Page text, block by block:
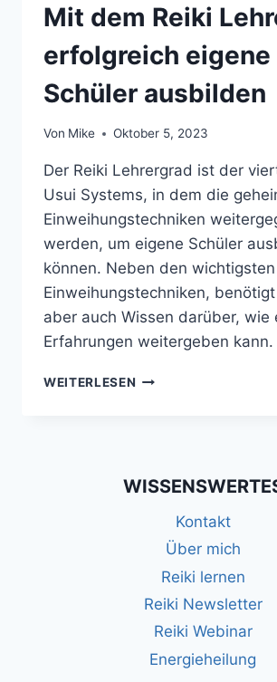
Mit dem Reiki
erfolgreich eigene
Schüler ausbilden
Von Mike Oktober 5, 2023
Der Reiki Lehrergrad ist der
Usui Systems, in dem die
Einweihungstechniken
werden, um eigene Schüler
können. Neben den wichtigsten
Einweihungstechniken,
aber auch Wissen darüber, wie
Erfahrungen weitergeben kann.
WEITERLESEN MIT
SCHÜLER
Kontakt
Über mich
Reiki lernen
Reiki Newsletter
Reiki Webinar
Energieheilung